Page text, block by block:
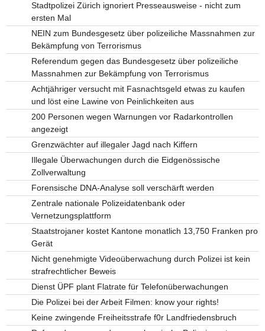
Stadtpolizei Zürich ignoriert Presseausweise - nicht zum
ersten Mal
NEIN zum Bundesgesetz über polizeiliche Massnahmen zur
Bekämpfung von Terrorismus
Referendum gegen das Bundesgesetz über polizeiliche
Massnahmen zur Bekämpfung von Terrorismus
Achtjähriger versucht mit Fasnachtsgeld etwas zu kaufen
und löst eine Lawine von Peinlichkeiten aus
200 Personen wegen Warnungen vor Radarkontrollen
angezeigt
Grenzwächter auf illegaler Jagd nach Kiffern
Illegale Überwachungen durch die Eidgenössische
Zollverwaltung
Forensische DNA-Analyse soll verschärft werden
Zentrale nationale Polizeidatenbank oder
Vernetzungsplattform
Staatstrojaner kostet Kantone monatlich 13,750 Franken pro
Gerät
Nicht genehmigte Videoüberwachung durch Polizei ist kein
strafrechtlicher Beweis
Dienst ÜPF plant Flatrate für Telefonüberwachungen
Die Polizei bei der Arbeit Filmen: know your rights!
Keine zwingende Freiheitsstrafe f0r Landfriedensbruch